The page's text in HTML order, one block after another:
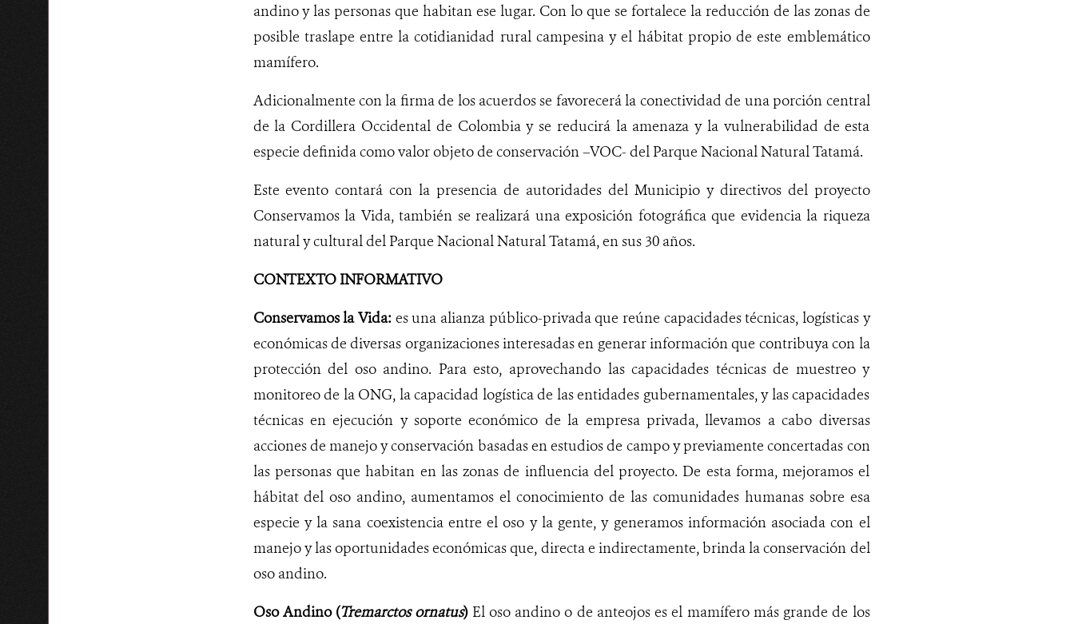
andino y las personas que habitan ese lugar. Con lo que se fortalece la reducción de las zonas de
posible traslape entre la cotidianidad rural campesina y el hábitat propio de este emblemático
mamífero.
Adicionalmente con la firma de los acuerdos se favorecerá la conectividad de una porción central
de la Cordillera Occidental de Colombia y se reducirá la amenaza y la vulnerabilidad de esta
especie definida como valor objeto de conservación –VOC- del Parque Nacional Natural Tatamá.
Este evento contará con la presencia de autoridades del Municipio y directivos del proyecto
Conservamos la Vida, también se realizará una exposición fotográfica que evidencia la riqueza
natural y cultural del Parque Nacional Natural Tatamá, en sus 30 años.
CONTEXTO INFORMATIVO
Conservamos la Vida:es una alianza público-privada que reúne capacidades técnicas, logísticas y
económicas de diversas organizaciones interesadas en generar información que contribuya con la
protección del oso andino. Para esto, aprovechando las capacidades técnicas de muestreo y
monitoreo de la ONG, la capacidad logística de las entidades gubernamentales, y las capacidades
técnicas en ejecución y soporte económico de la empresa privada, llevamos a cabo diversas
acciones de manejo y conservación basadas en estudios de campo y previamente concertadas con
las personas que habitan en las zonas de influencia del proyecto. De esta forma, mejoramos el
hábitat del oso andino, aumentamos el conocimiento de las comunidades humanas sobre esa
especie y la sana coexistencia entre el oso y la gente, y generamos información asociada con el
manejo y las oportunidades económicas que, directa e indirectamente, brinda la conservación del
oso andino.
Oso Andino (Tremarctos ornatus) El oso andino o de anteojos es el mamífero más grande de los